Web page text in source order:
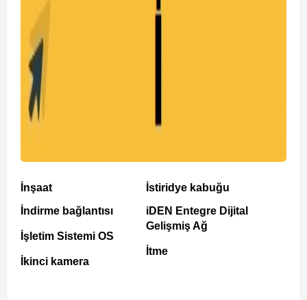
İnşaat
İndirme bağlantısı
İşletim Sistemi OS
İkinci kamera
İstiridye kabuğu
iDEN Entegre Dijital
Gelişmiş Ağ
İtme